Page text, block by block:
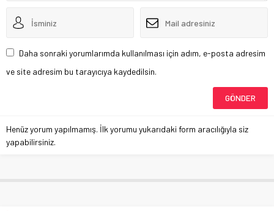
Daha sonraki yorumlarımda kullanılması için adım, e-posta adresim
ve site adresim bu tarayıcıya kaydedilsin.
Henüz yorum yapılmamış. İlk yorumu yukarıdaki form aracılığıyla siz
yapabilirsiniz.